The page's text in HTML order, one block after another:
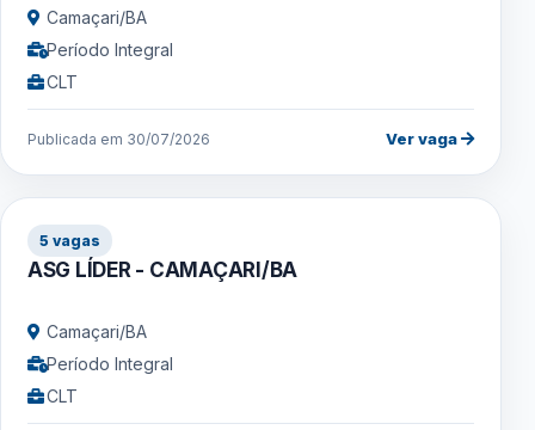
Camaçari/BA
Período Integral
CLT
Publicada em 30/07/2026 Ver vaga
5 vagas
ASG LÍDER - CAMAÇARI/BA
Camaçari/BA
Período Integral
CLT